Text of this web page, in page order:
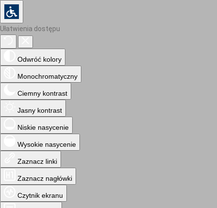
Ułatwienia dostępu
Odwróć kolory
Monochromatyczny
Ciemny kontrast
Jasny kontrast
Niskie nasycenie
Wysokie nasycenie
Zaznacz linki
Zaznacz nagłówki
Czytnik ekranu